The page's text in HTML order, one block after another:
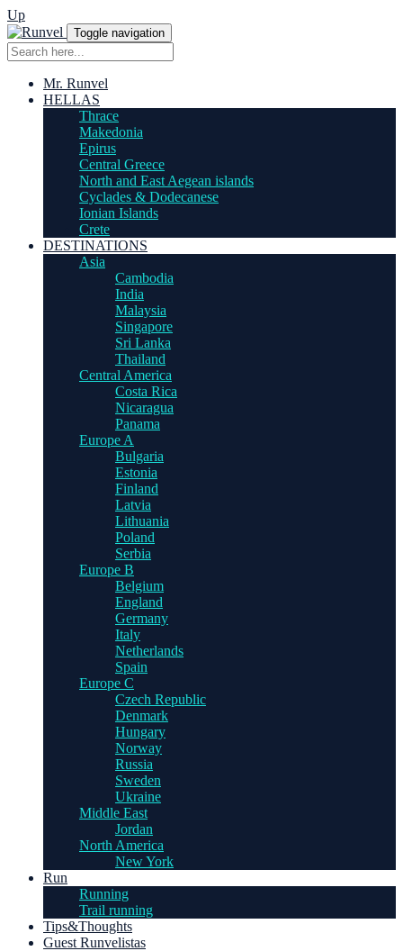
Up
Toggle navigation
Mr. Runvel
HELLAS
Thrace
Makedonia
Epirus
Central Greece
North and East Aegean islands
Cyclades & Dodecanese
Ionian Islands
Crete
DESTINATIONS
Asia
Cambodia
India
Malaysia
Singapore
Sri Lanka
Thailand
Central America
Costa Rica
Nicaragua
Panama
Europe A
Bulgaria
Estonia
Finland
Latvia
Lithuania
Poland
Serbia
Europe B
Belgium
England
Germany
Italy
Netherlands
Spain
Europe C
Czech Republic
Denmark
Hungary
Norway
Russia
Sweden
Ukraine
Middle East
Jordan
North America
New York
Run
Running
Trail running
Tips&Thoughts
Guest Runvelistas